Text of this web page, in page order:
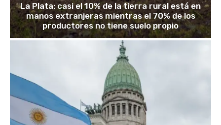
La Plata: casi el 10% de la tierra rural está en
manos extranjeras mientras el 70% de los
productores no tiene suelo propio